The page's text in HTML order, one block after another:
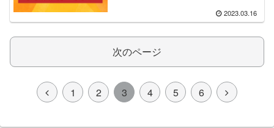
2023.03.16
次のページ
1 2 3 4 5 6